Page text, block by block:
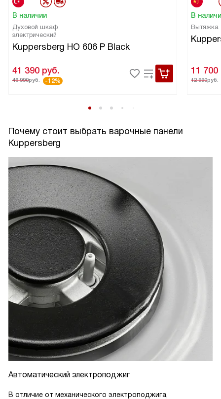
панель не только удобна и функциональна, но и прекрасно
выглядит на моей кухне. Она стала настоящим украшением
и я получаю истинное удовольствие от ее использования!
В наличии
Духовой шкаф
электрический
Kuppersberg HO 606 P Black
41 390 руб.
46 990руб. -12%
В
Вытяжка
11 700
12 990руб.
Почему стоит выбрать варочные панели
Kuppersberg
Автоматический электроподжиг
В отличие от механического электроподжига,